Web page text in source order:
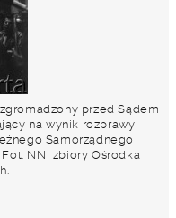
zgromadzony przed Sądem
na wynik rozprawy
Samorządnego
NN, zbiory Ośrodka